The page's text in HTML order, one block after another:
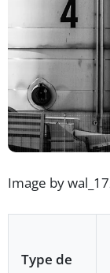
Image by
Type de